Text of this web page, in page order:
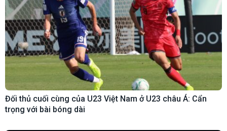
Đối thủ cuối cùng của U23 Việt Nam ở U23 châu Á: Cẩn
trọng với bài bóng dài